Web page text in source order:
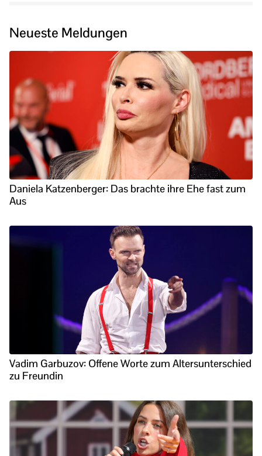
Neueste Meldungen
Daniela Katzenberger: Das brachte ihre Ehe fast zum
Aus
Vadim Garbuzov: Offene Worte zum Altersunterschied
zu Freundin